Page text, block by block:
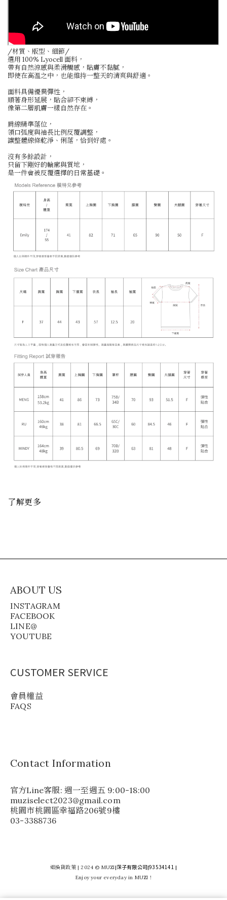
/材質、版型、細節/
選用 100% Lyocell 面料，
帶有自然涼感與柔滑觸感，貼膚不黏膩，
即使在高溫之中，也能維持一整天的清爽與舒適。
面料具備優異彈性，
順著身形延展，貼合卻不束縛，
像第二層肌膚一樣自然存在。
肩線精準落位，
領口弧度與袖長比例反覆調整，
讓整體線條乾淨、俐落，恰到好處。
沒有多餘設計，
只留下剛好的輪廓與質地，
是一件會被反覆選擇的日常基礎。
了解更多
ABOUT US
INSTAGRAM
FACEBOOK
LINE@
YOUTUBE
CUSTOMER SERVICE
會員權益
FAQS
Contact Information
官方Line客服: 週一至週五 9:00-18:00
muziselect2023@gmail.com
桃園市桃園區幸福路206號9樓
03-3388736
退換貨政策| 2024 © MUZI|莯子有限公司|93534141|
Enjoy your everyday in MUZI !